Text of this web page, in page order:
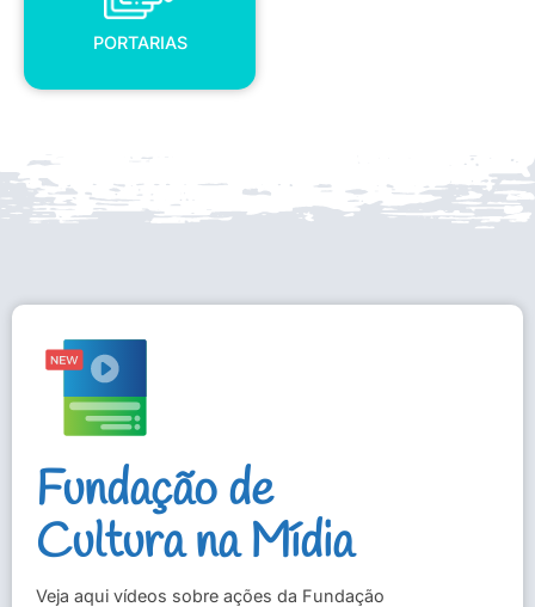
PORTARIAS
Fundação de
Cultura na Mídia
Veja aqui vídeos sobre ações da Fundação